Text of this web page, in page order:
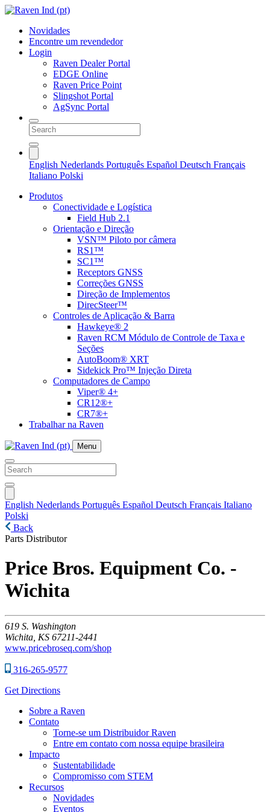
Novidades
Encontre um revendedor
Login
Raven Dealer Portal
EDGE Online
Raven Price Point
Slingshot Portal
AgSync Portal
English Nederlands Português Español Deutsch Français
Italiano Polski
Produtos
Conectividade e Logística
Field Hub 2.1
Orientação e Direção
VSN™ Piloto por câmera
RS1™
SC1™
Receptors GNSS
Correções GNSS
Direção de Implementos
DirecSteer™
Controles de Aplicação & Barra
Hawkeye® 2
Raven RCM Módulo de Controle de Taxa e
Seções
AutoBoom® XRT
Sidekick Pro™ Injeção Direta
Computadores de Campo
Viper® 4+
CR12®+
CR7®+
Trabalhar na Raven
Menu
English Nederlands Português Español Deutsch Français Italiano
Polski
Back
Parts Distributor
Price Bros. Equipment Co. -
Wichita
619 S. Washington
Wichita, KS 67211-2441
www.pricebroseq.com/shop
316-265-9577
Get Directions
Sobre a Raven
Contato
Torne-se um Distribuidor Raven
Entre em contato com nossa equipe brasileira
Impacto
Sustentabilidade
Compromisso com STEM
Recursos
Novidades
Eventos